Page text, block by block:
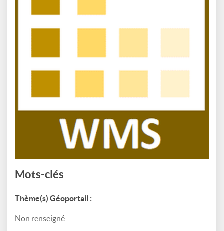
Mots-clés
Thème(s) Géoportail :
Non renseigné